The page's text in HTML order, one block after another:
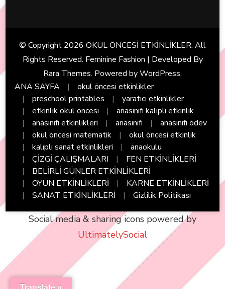
© Copyright 2026 OKUL ÖNCESİ ETKİNLİKLER. All
Rights Reserved. Feminine Fashion | Developed By
Rara Themes. Powered byWordPress.
ANA SAYFA
okul öncesi etkinlikler
preschool printables
yaratıcı etkinlikler
etkinlik okul öncesi
anasınıfı kalıplı etkinlik
anasınıfı etkinlikleri
anasınıfı
anasınıfı ödev
okul öncesi matematik
okul öncesi etkinlik
kalıplı sanat etkinlikleri
anaokulu
ÇİZGİ ÇALIŞMALARI
FEN ETKİNLİKLERİ
BELİRLİ GÜNLER ETKİNLİKLERİ
OYUN ETKİNLİKLERİ
KARNE ETKİNLİKLERİ
SANAT ETKİNLİKLERİ
Gizlilik Politikası
Translate »
Social media & sharing icons powered by
UltimatelySocial